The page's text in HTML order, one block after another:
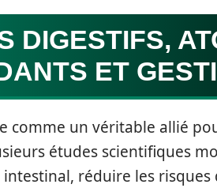
DIGESTIFS,
ET
comme un véritable allié
études scientifiques
réduire les